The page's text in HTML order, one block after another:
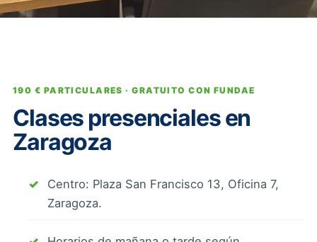
190 € PARTICULARES · GRATUITO CON FUNDAE
Clases presenciales en
Zaragoza
Centro: Plaza San Francisco 13, Oficina 7,
Zaragoza.